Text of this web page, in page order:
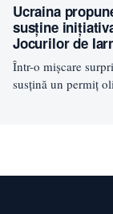
Ucraina
susține
Jocurilor de
Într-o mișcare
susțină un permiț